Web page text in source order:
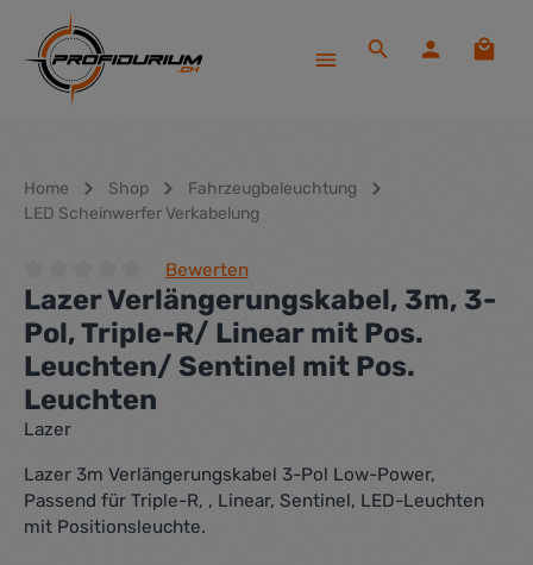
Zum Hauptinhalt springen
Home Shop
Fahrzeugbeleuchtung
LED Scheinwerfer Verkabelung
Durchschnittliche Bewertung von 0 von 5 Sternen
Bewerten
Lazer Verlängerungskabel, 3m, 3-
Pol, Triple-R/ Linear mit Pos.
Leuchten/ Sentinel mit Pos.
Leuchten
Lazer
Lazer 3m Verlängerungskabel 3-Pol Low-Power,
Passend für Triple-R, , Linear, Sentinel, LED-Leuchten
mit Positionsleuchte.